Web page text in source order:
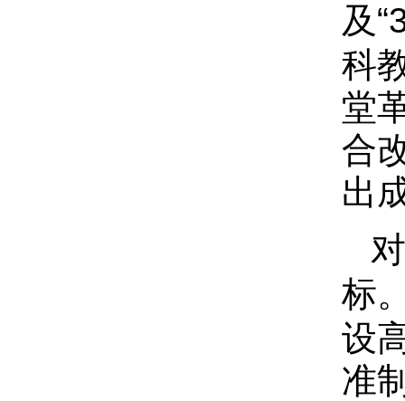
及
科
堂
合
出
标
设
准